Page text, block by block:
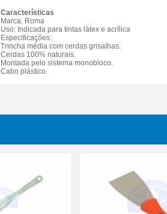
Características
Marca: Roma
Uso: Indicada para tintas látex e acrílica
Especificações:
Trincha média com cerdas grisalhas.
Cerdas 100% naturais.
Montada pelo sistema monobloco.
Cabo plástico.